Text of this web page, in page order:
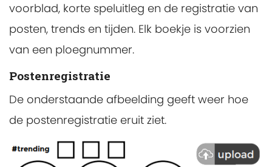
voorblad, korte speluitleg en de registratie van
posten, trends en tijden. Elk boekje is voorzien
van een ploegnummer.
Postenregistratie
De onderstaande afbeelding geeft weer hoe
de postenregistratie eruit ziet.